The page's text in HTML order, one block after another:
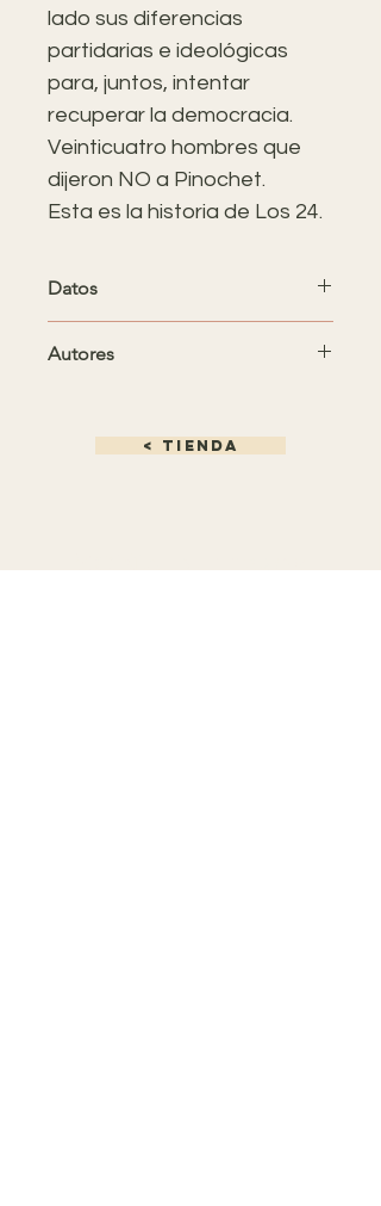
lado sus diferencias
partidarias e ideológicas
para, juntos, intentar
recuperar la democracia.
Veinticuatro hombres que
dijeron NO a Pinochet.
Esta es la historia de Los 24.​
Datos
Páginas: 134
Editorial:Historiográfica(Chile)
Autores
< tienda
ZONA DE LIBROS